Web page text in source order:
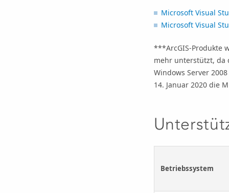
Microsoft Visual
Microsoft Visual
***ArcGIS-Produkte
mehr unterstützt, da
Windows Server
14. Januar 2020 die
Betriebssystem